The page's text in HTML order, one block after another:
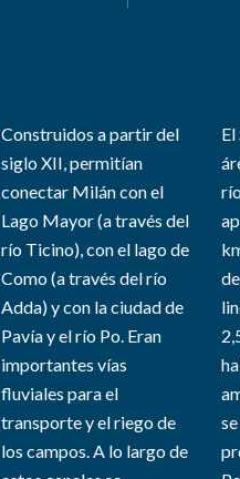
Construidos a partir del
siglo XII, permitían
conectar Milán con el
Lago Mayor (a través del
río Ticino), con el lago de
Como (a través del río
Adda) y con la ciudad de
Pavía y el río Po. Eran
importantes vías
fluviales para el
transporte y el riego de
los campos. A lo largo de